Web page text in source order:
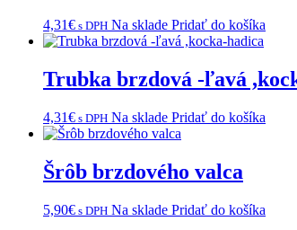
4,31€ s DPH Na sklade Pridať do košíka
Trubka brzdová -ľavá
4,31€ s DPH Na sklade Pridať do košíka
Šrôb brzdového valca
5,90€ s DPH Na sklade Pridať do košíka